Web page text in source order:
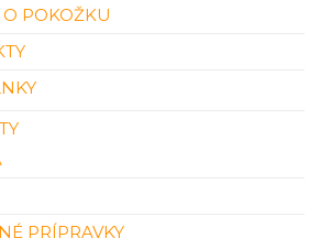
O POKOŽKU
PRÍPRAVKY